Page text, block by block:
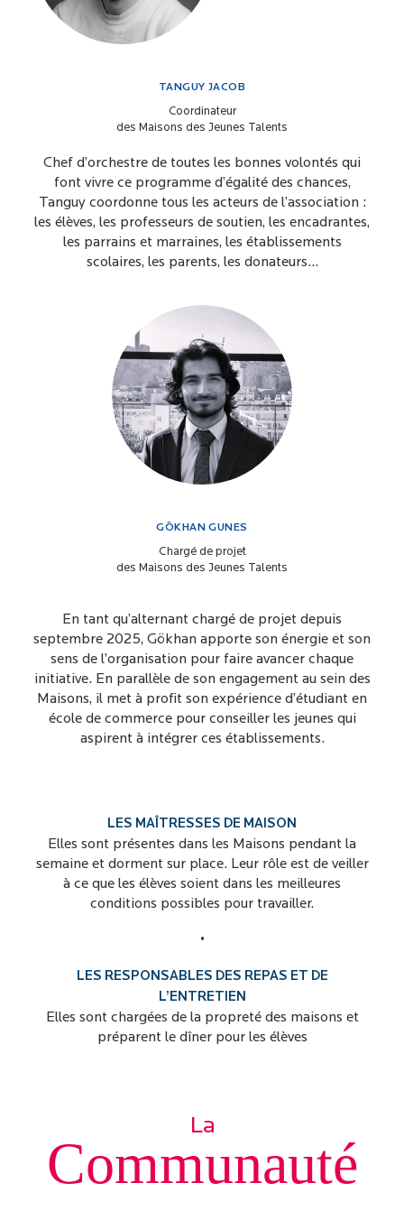
TANGUY JACOB
Coordinateur
des Maisons des Jeunes Talents
Chef d’orchestre de toutes les bonnes volontés qui
font vivre ce programme d’égalité des chances,
Tanguy coordonne tous les acteurs de l’association :
les élèves, les professeurs de soutien, les encadrantes,
les parrains et marraines, les établissements
scolaires, les parents, les donateurs…
GÖKHAN GUNES
Chargé de projet
des Maisons des Jeunes Talents
En tant qu’alternant chargé de projet depuis
septembre 2025, Gökhan apporte son énergie et son
sens de l’organisation pour faire avancer chaque
initiative. En parallèle de son engagement au sein des
Maisons, il met à profit son expérience d’étudiant en
école de commerce pour conseiller les jeunes qui
aspirent à intégrer ces établissements.
LES MAÎTRESSES DE MAISON
Elles sont présentes dans les Maisons pendant la
semaine et dorment sur place. Leur rôle est de veiller
à ce que les élèves soient dans les meilleures
conditions possibles pour travailler.
•
LES RESPONSABLES DES REPAS ET DE
L’ENTRETIEN
Elles sont chargées de la propreté des maisons et
préparent le dîner pour les élèves
La
Communauté